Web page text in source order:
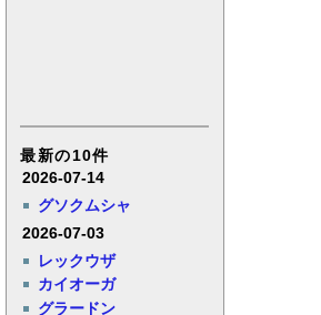
最新の10件
2026-07-14
グソクムシャ
2026-07-03
レックウザ
カイオーガ
グラードン